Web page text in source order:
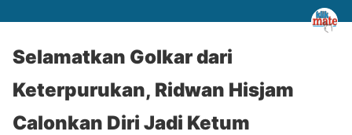
Selamatkan Golkar dari
Keterpurukan, Ridwan Hisjam
Calonkan Diri Jadi Ketum